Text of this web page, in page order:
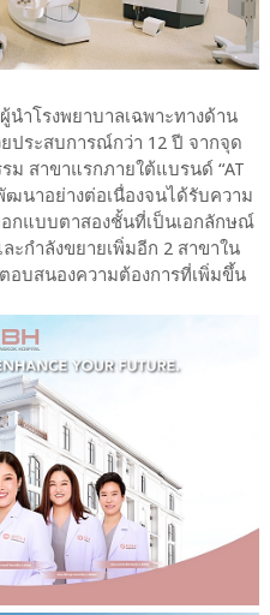
นำโรงพยาบาลเฉพาะทางด้าน
ประสบการณ์กว่า 12 ปี จากจุด
ม สาขาแรกภายใต้แบรนด์ “AT
ฒนาอย่างต่อเนื่องจนได้รับความ
อกแบบตาสองชั้นที่เป็นเอกลักษณ์
ะกำลังขยายเพิ่มอีก 2 สาขาใน
บสนองความต้องการที่เพิ่มขึ้น